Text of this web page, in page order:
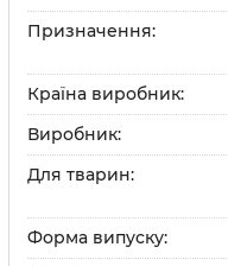
Призначення:
Країна виробник:
Виробник:
Для тварин:
Форма випуску: